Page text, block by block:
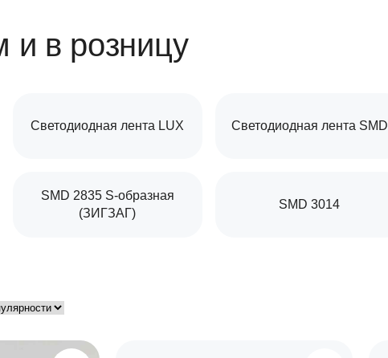
и в розницу
Светодиодная лента LUX Светодиодная лента SMD
SMD 2835 S-образная
(ЗИГЗАГ)
SMD 3014